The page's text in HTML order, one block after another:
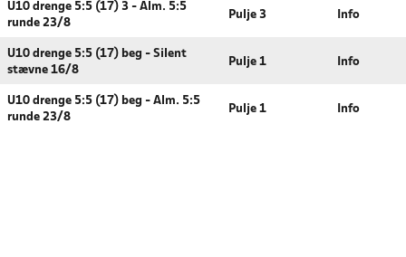
U10 drenge 5:5 (17) 3 - Alm. 5:5
runde 23/8
Pulje 3 Info
U10 drenge 5:5 (17) beg - Silent
stævne 16/8
Pulje 1 Info
U10 drenge 5:5 (17) beg - Alm. 5:5
runde 23/8
Pulje 1 Info